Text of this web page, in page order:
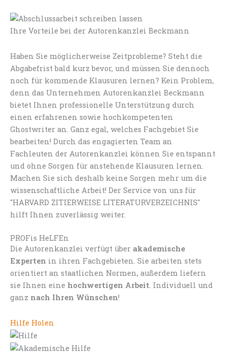
Ihre Vorteile bei der Autorenkanzlei Beckmann
Haben Sie möglicherweise Zeitprobleme? Steht die
Abgabefrist bald kurz bevor, und müssen Sie dennoch
noch für kommende Klausuren lernen? Kein Problem,
denn das Unternehmen Autorenkanzlei Beckmann
bietet Ihnen professionelle Unterstützung durch
einen erfahrenen sowie hochkompetenten
Ghostwriter an. Ganz egal, welches Fachgebiet Sie
bearbeiten! Durch das engagierten Team an
Fachleuten der Autorenkanzlei können Sie entspannt
und ohne Sorgen für anstehende Klausuren lernen.
Machen Sie sich deshalb keine Sorgen mehr um die
wissenschaftliche Arbeit! Der Service von uns für
"HARVARD ZITIERWEISE LITERATURVERZEICHNIS"
hilft Ihnen zuverlässig weiter.
PROFis HeLFEn
Die Autorenkanzlei verfügt über akademische
Experten in ihren Fachgebieten. Sie arbeiten stets
orientiert an staatlichen Normen, außerdem liefern
sie Ihnen eine hochwertigen Arbeit. Individuell und
ganz nach Ihren Wünschen!
Hilfe Holen